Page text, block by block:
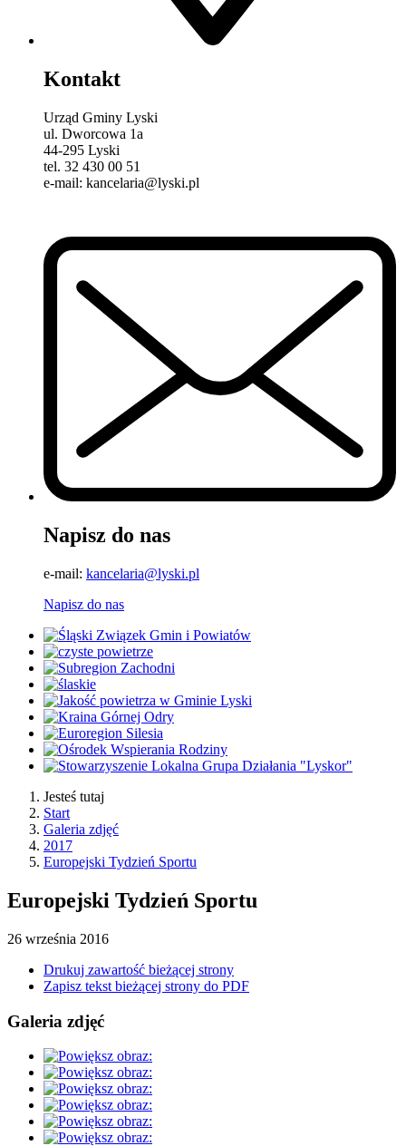
Kontakt
Urząd Gminy Lyski
ul. Dworcowa 1a
44-295 Lyski
tel. 32 430 00 51
e-mail: kancelaria@lyski.pl
Napisz do nas
e-mail: kancelaria@lyski.pl
Napisz do nas
Jesteś tutaj
Start
Galeria zdjęć
2017
Europejski Tydzień Sportu
Europejski Tydzień Sportu
26 września 2016
Drukuj zawartość bieżącej strony
Zapisz tekst bieżącej strony do PDF
Galeria zdjęć